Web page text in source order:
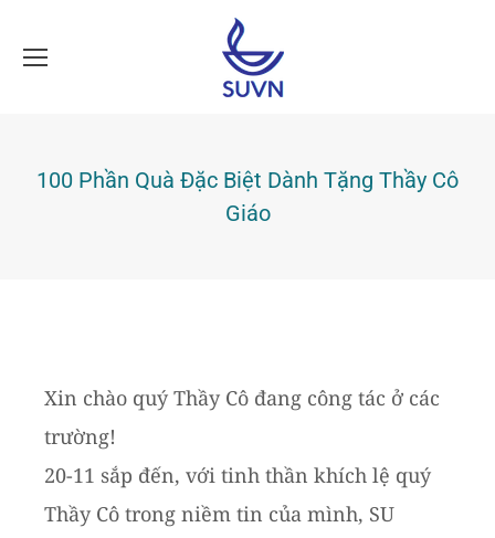
100 Phần Quà Đặc Biệt Dành Tặng Thầy Cô
Giáo
Xin chào quý Thầy Cô đang công tác ở các
trường!
20-11 sắp đến, với tinh thần khích lệ quý
Thầy Cô trong niềm tin của mình, SU